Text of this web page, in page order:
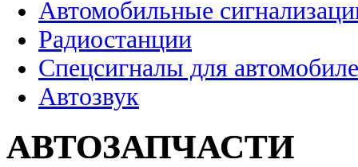
Автомобильные
Радиостанции
Спецсигналы для
Автозвук
АВТОЗАПЧАСТИ